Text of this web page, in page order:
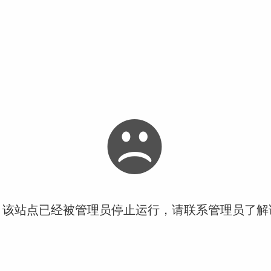
站点已经被管理员停止运行，请联系管理员了